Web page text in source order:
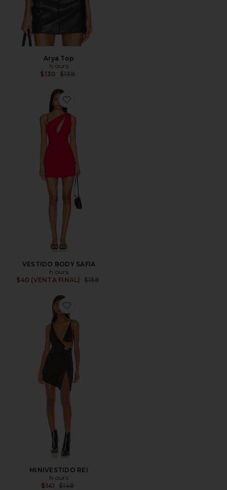
Arya Top
h:ours
$130 Previous price:
$138
Favorite VESTIDO BODY SAFIA
VESTIDO BODY SAFIA
h:ours
$40 (VENTA FINAL)
Previous price:
$158
Favorite MINIVESTIDO REI
MINIVESTIDO REI
h:ours
$141 Previous price:
$148